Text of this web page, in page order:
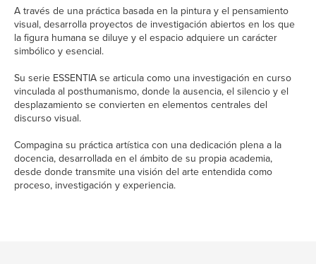
A través de una práctica basada en la pintura y el pensamiento
visual, desarrolla proyectos de investigación abiertos en los que
la figura humana se diluye y el espacio adquiere un carácter
simbólico y esencial.
Su serie ESSENTIA se articula como una investigación en curso
vinculada al posthumanismo, donde la ausencia, el silencio y el
desplazamiento se convierten en elementos centrales del
discurso visual.
Compagina su práctica artística con una dedicación plena a la
docencia, desarrollada en el ámbito de su propia academia,
desde donde transmite una visión del arte entendida como
proceso, investigación y experiencia.